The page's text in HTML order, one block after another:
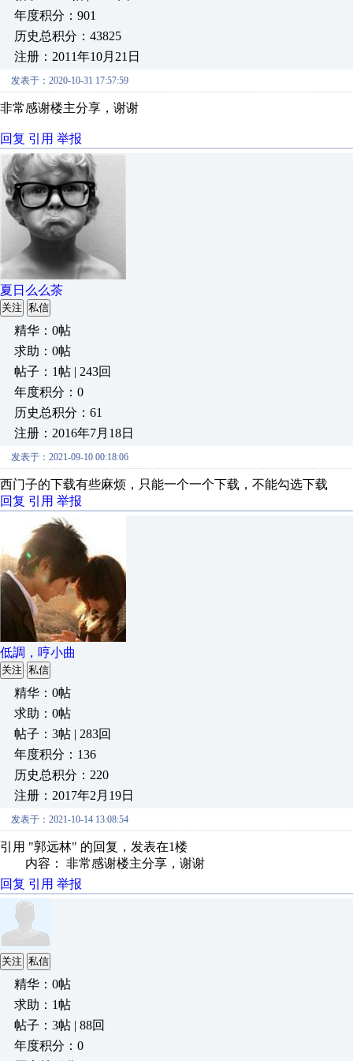
年度积分：901
历史总积分：43825
注册：2011年10月21日
发表于：2020-10-31 17:57:59
非常感谢楼主分享，谢谢
回复 引用 举报
夏日么么茶
关注 私信
精华：0帖
求助：0帖
帖子：1帖 | 243回
年度积分：0
历史总积分：61
注册：2016年7月18日
发表于：2021-09-10 00:18:06
西门子的下载有些麻烦，只能一个一个下载，不能勾选下载
回复 引用 举报
低調，哼小曲
关注 私信
精华：0帖
求助：0帖
帖子：3帖 | 283回
年度积分：136
历史总积分：220
注册：2017年2月19日
发表于：2021-10-14 13:08:54
引用 "郭远林" 的回复，发表在1楼
内容： 非常感谢楼主分享，谢谢
回复 引用 举报
关注 私信
精华：0帖
求助：1帖
帖子：3帖 | 88回
年度积分：0